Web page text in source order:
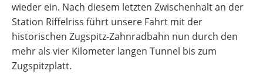
wieder ein. Nach diesem letzten Zwischenhalt an der
Station Riffelriss führt unsere Fahrt mit der
historischen Zugspitz-Zahnradbahn nun durch den
mehr als vier Kilometer langen Tunnel bis zum
Zugspitzplatt.